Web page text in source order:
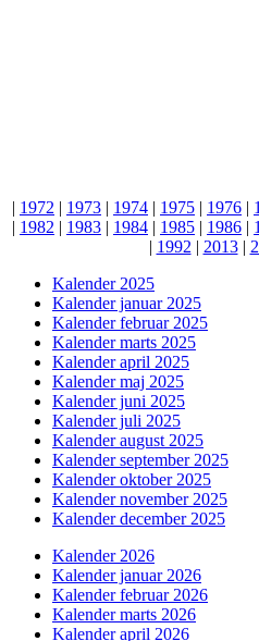
| 1972 | 1973 | 1974 | 1975 | 1976 |
| 1982 | 1983 | 1984 | 1985 | 1986 |
| 1992 | 2013|
Kalender 2025
Kalender januar 2025
Kalender februar 2025
Kalender marts 2025
Kalender april 2025
Kalender maj 2025
Kalender juni 2025
Kalender juli 2025
Kalender august 2025
Kalender september 2025
Kalender oktober 2025
Kalender november 2025
Kalender december 2025
Kalender 2026
Kalender januar 2026
Kalender februar 2026
Kalender marts 2026
Kalender april 2026